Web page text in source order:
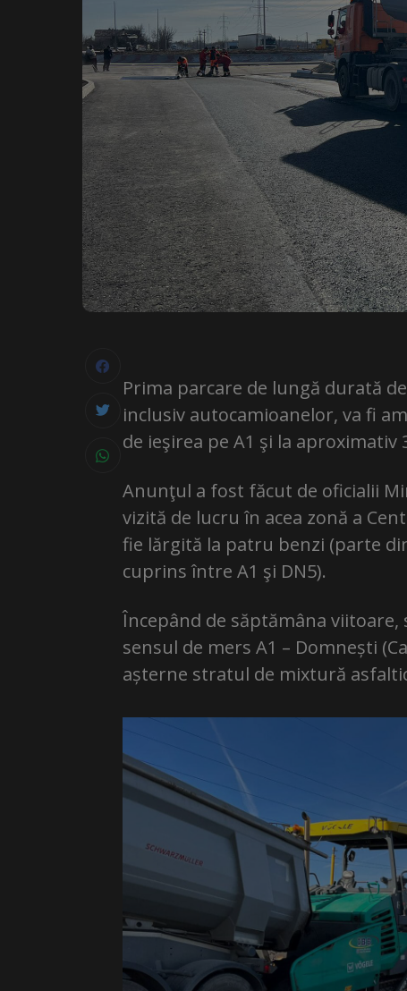
Prima parcare de lungă durată
inclusiv autocamioanelor, va fi
de ieşirea pe A1 şi la
Anunţul a fost făcut de oficialii
vizită de lucru în acea zonă a
fie lărgită la patru benzi (parte
cuprins între A1 şi DN5).
Începând de săptămâna
sensul de mers A1 – Domnești
așterne stratul de mixtură